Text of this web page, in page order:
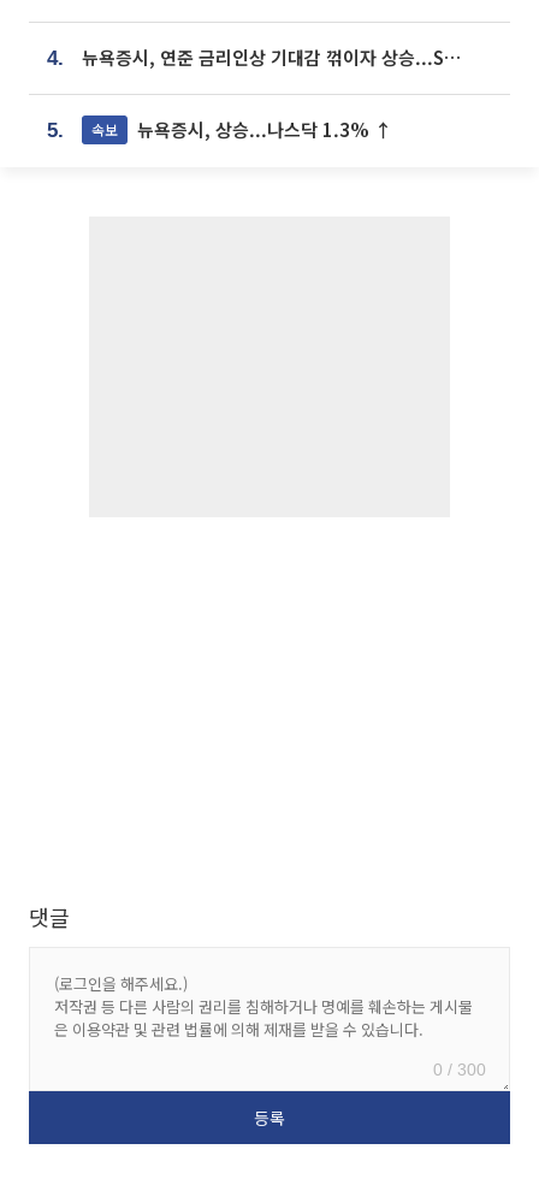
4. 뉴욕증시, 연준 금리인상 기대감 꺾이자 상승...S&P500 사상 최고치 [종합]
5. 속보 뉴욕증시, 상승...나스닥 1.3% ↑
댓글
0 / 300